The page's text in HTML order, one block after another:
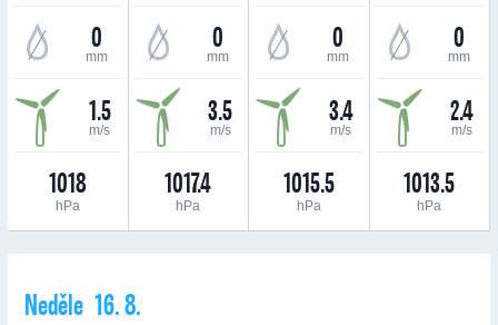
0
mm
1.5
m/s
1018
hPa
0
mm
3.5
m/s
1017.4
hPa
0
mm
3.4
m/s
1015.5
hPa
0
mm
2.4
m/s
1013.5
hPa
Neděle 16. 8.